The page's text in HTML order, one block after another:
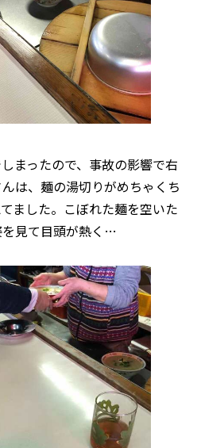
まったので、事故の影響で右
は、麺の湯切りがめちゃくち
ました。こぼれた麺を空いた
見て目頭が熱く…